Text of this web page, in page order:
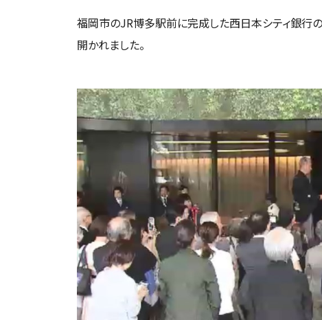
福岡市のJR博多駅前に完成した西日本シティ銀行
開かれました。